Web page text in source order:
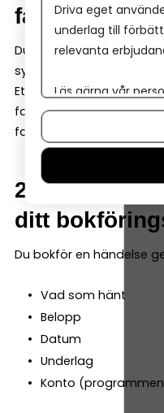
fakturor
Du ska inte spara kvitton
systemet.
Ett bra
fakturor och enkelt
fakturor – så att du
2. Registrera
ditt
Du bokför en händelse
Vad som hänt
Belopp
Datum
Underlag
Konto
Driva eget
underlag till
relevanta
Läs gärna vår
Om du vill ändra